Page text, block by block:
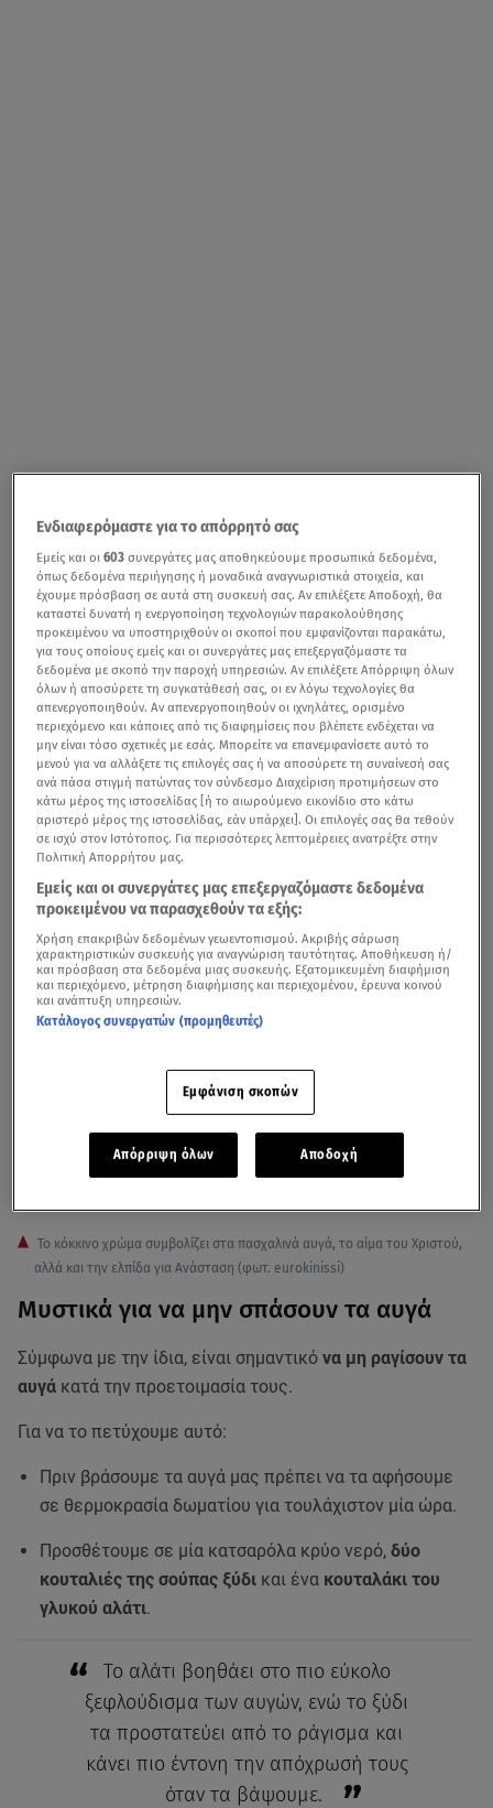
Όλα όσα είπε η εκπαιδευτικός και YouTuber Αλένα Κωνσταντινίδου
Κατά την παράδοση τηνΜεγάλη Πέμπτη, την ημέρα του
Μυστικού Δείπνου, βάφουμε ταπασχαλινά μας
αυγά. Μιλώντας στοstar.grη εκπαιδευτικόςΑλένα
Κωνσταντινίδου , μοιράστηκε χρήσιμαtipsγια να
βάψουμεκαι ναδιακοσμήσουμεφέτος τοΠάσχα, τα πιο
εντυπωσιακά πασχαλινά αυγά.
«Τακόκκινα αυγά, είναι μία μόνο από τις επιλογές που
έχουμε. Μπορούμε να επιλέξουμε διαφορετικούς
τρόπους, πέρα από βρώσιμα χρώματα, για να βάψουμε τα
αυγά μας και να στολίσουμε με αυτα τοπασχαλινό
τραπέζι», σημείωσε.
Το κόκκινο χρώμα συμβολίζει στα πασχαλινά αυγά, το αίμα του Χριστού,
αλλά και την ελπίδα για Ανάσταση (φωτ. eurokinissi)
Μυστικά για να μην σπάσουν τα αυγά
Σύμφωνα με την ίδια, είναι σημαντικό να μη ραγίσουν τα
αυγά κατά την προετοιμασία τους.
Για να το πετύχουμε αυτό:
Πριν βράσουμε τα αυγά μας πρέπει να τα αφήσουμε
σε θερμοκρασία δωματίου για τουλάχιστον μία ώρα.
Προσθέτουμε σε μία κατσαρόλα κρύο νερό, δύο
κουταλιές της σούπας ξύδι και ένα κουταλάκι του
γλυκού αλάτι.
Το αλάτι βοηθάει στο πιο εύκολο
ξεφλούδισμα των αυγών, ενώ το ξύδι
τα προστατεύει από το ράγισμα και
κάνει πιο έντονη την απόχρωσή τους
όταν τα βάψουμε.
Ενδιαφερόμαστε για το απόρρητό σας
Εμείς και οι603 συνεργάτες μας αποθηκεύουμε προσωπικά δεδομένα,
όπως δεδομένα περιήγησης ή μοναδικά αναγνωριστικά στοιχεία, και
έχουμε πρόσβαση σε αυτά στη συσκευή σας. Αν επιλέξετε Αποδοχή, θα
καταστεί δυνατή η ενεργοποίηση τεχνολογιών παρακολούθησης
προκειμένου να υποστηριχθούν οι σκοποί που εμφανίζονται παρακάτω,
για τους οποίους εμείς και οι συνεργάτες μας επεξεργαζόμαστε τα
δεδομένα με σκοπό την παροχή υπηρεσιών. Αν επιλέξετε Απόρριψη όλων
όλων ή αποσύρετε τη συγκατάθεσή σας, οι εν λόγω τεχνολογίες θα
απενεργοποιηθούν. Αν απενεργοποιηθούν οι ιχνηλάτες, ορισμένο
περιεχόμενο και κάποιες από τις διαφημίσεις που βλέπετε ενδέχεται να
μην είναι τόσο σχετικές με εσάς. Μπορείτε να επανεμφανίσετε αυτό το
μενού για να αλλάξετε τις επιλογές σας ή να αποσύρετε τη συναίνεσή σας
ανά πάσα στιγμή πατώντας τον σύνδεσμο Διαχείριση προτιμήσεων στο
κάτω μέρος της ιστοσελίδας [ή το αιωρούμενο εικονίδιο στο κάτω
αριστερό μέρος της ιστοσελίδας, εάν υπάρχει]. Οι επιλογές σας θα τεθούν
σε ισχύ στον Ιστότοπος. Για περισσότερες λεπτομέρειες ανατρέξτε στην
Πολιτική Απορρήτου μας.
Εμείς και οι συνεργάτες μας επεξεργαζόμαστε δεδομένα
προκειμένου να παρασχεθούν τα εξής:
Χρήση επακριβών δεδομένων γεωεντοπισμού. Ακριβής σάρωση
χαρακτηριστικών συσκευής για αναγνώριση ταυτότητας. Αποθήκευση ή/
και πρόσβαση στα δεδομένα μιας συσκευής. Εξατομικευμένη διαφήμιση
και περιεχόμενο, μέτρηση διαφήμισης και περιεχομένου, έρευνα κοινού
και ανάπτυξη υπηρεσιών.
Κατάλογος συνεργατών (προμηθευτές)
Εμφάνιση σκοπών
Απόρριψη όλων Αποδοχή